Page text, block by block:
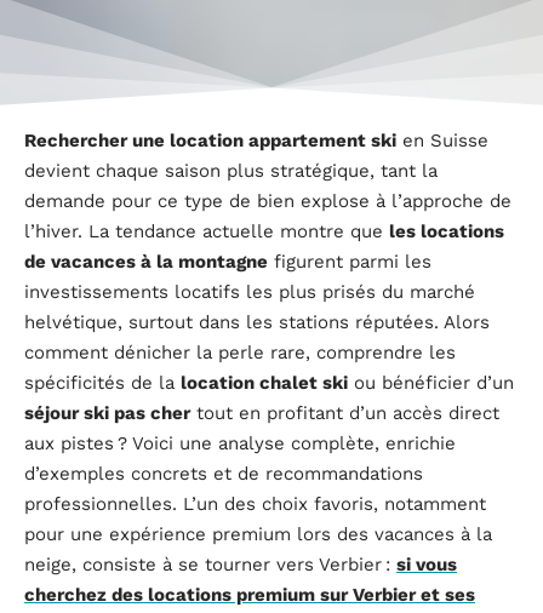
Rechercher une location appartement ski en Suisse
devient chaque saison plus stratégique, tant la
demande pour ce type de bien explose à l’approche de
l’hiver. La tendance actuelle montre que les locations
de vacances à la montagne figurent parmi les
investissements locatifs les plus prisés du marché
helvétique, surtout dans les stations réputées. Alors
comment dénicher la perle rare, comprendre les
spécificités de la location chalet ski ou bénéficier d’un
séjour ski pas chertout en profitant d’un accès direct
aux pistes ? Voici une analyse complète, enrichie
d’exemples concrets et de recommandations
professionnelles. L’un des choix favoris, notamment
pour une expérience premium lors des vacances à la
neige, consiste à se tourner vers Verbier : si vous
cherchez des locations premium sur Verbier et ses